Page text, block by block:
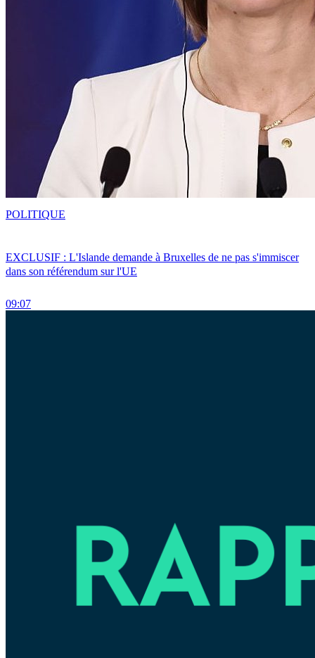
EXCLUSIF : L'Islande demande à Bruxelles de ne pas s'immiscer
dans son référendum sur l'UE
09:07
POLITIQUE